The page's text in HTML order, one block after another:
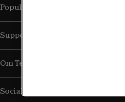
Populära sidor
Support
Om Tele2
Sociala medier